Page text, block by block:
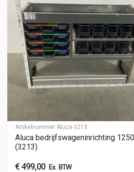
Artikelnummer Aluca-3213
Aluca bedrijfswageninrichting
(3213)
€499,00Ex. BTW